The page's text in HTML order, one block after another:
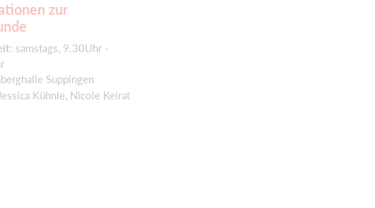
zur
: samstags, 9.30Uhr -
Suppingen
Kühnle, Nicole Keirat